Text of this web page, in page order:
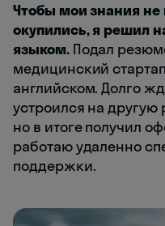
Чтобы мои знания
окупились, я решил
языком.Подал
медицинский
английском. Долго
устроился на другую
но в итоге получил
работаю удаленно
поддержки.